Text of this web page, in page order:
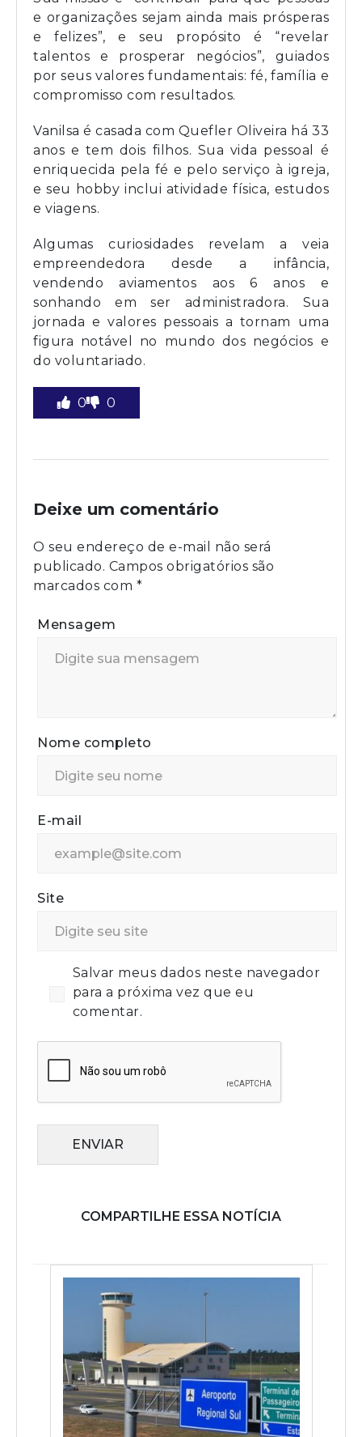
e organizações sejam ainda mais prósperas
e felizes”, e seu propósito é “revelar
talentos e prosperar negócios”, guiados
por seus valores fundamentais: fé, família e
compromisso com resultados.
Vanilsa é casada com Quefler Oliveira há 33
anos e tem dois filhos. Sua vida pessoal é
enriquecida pela fé e pelo serviço à igreja,
e seu hobby inclui atividade física, estudos
e viagens.
Algumas curiosidades revelam a veia
empreendedora desde a infância,
vendendo aviamentos aos 6 anos e
sonhando em ser administradora. Sua
jornada e valores pessoais a tornam uma
figura notável no mundo dos negócios e
do voluntariado.
0 0
Deixe um comentário
O seu endereço de e-mail não será
publicado. Campos obrigatórios são
marcados com *
Mensagem
Nome completo
E-mail
Site
Salvar meus dados neste navegador
para a próxima vez que eu
comentar.
ENVIAR
COMPARTILHE ESSA NOTÍCIA